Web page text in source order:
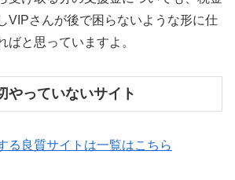
VIPさんが後で困らないような形に仕
ばと思っていますよ。
やっていないサイト
る良質サイトは一覧はこちら